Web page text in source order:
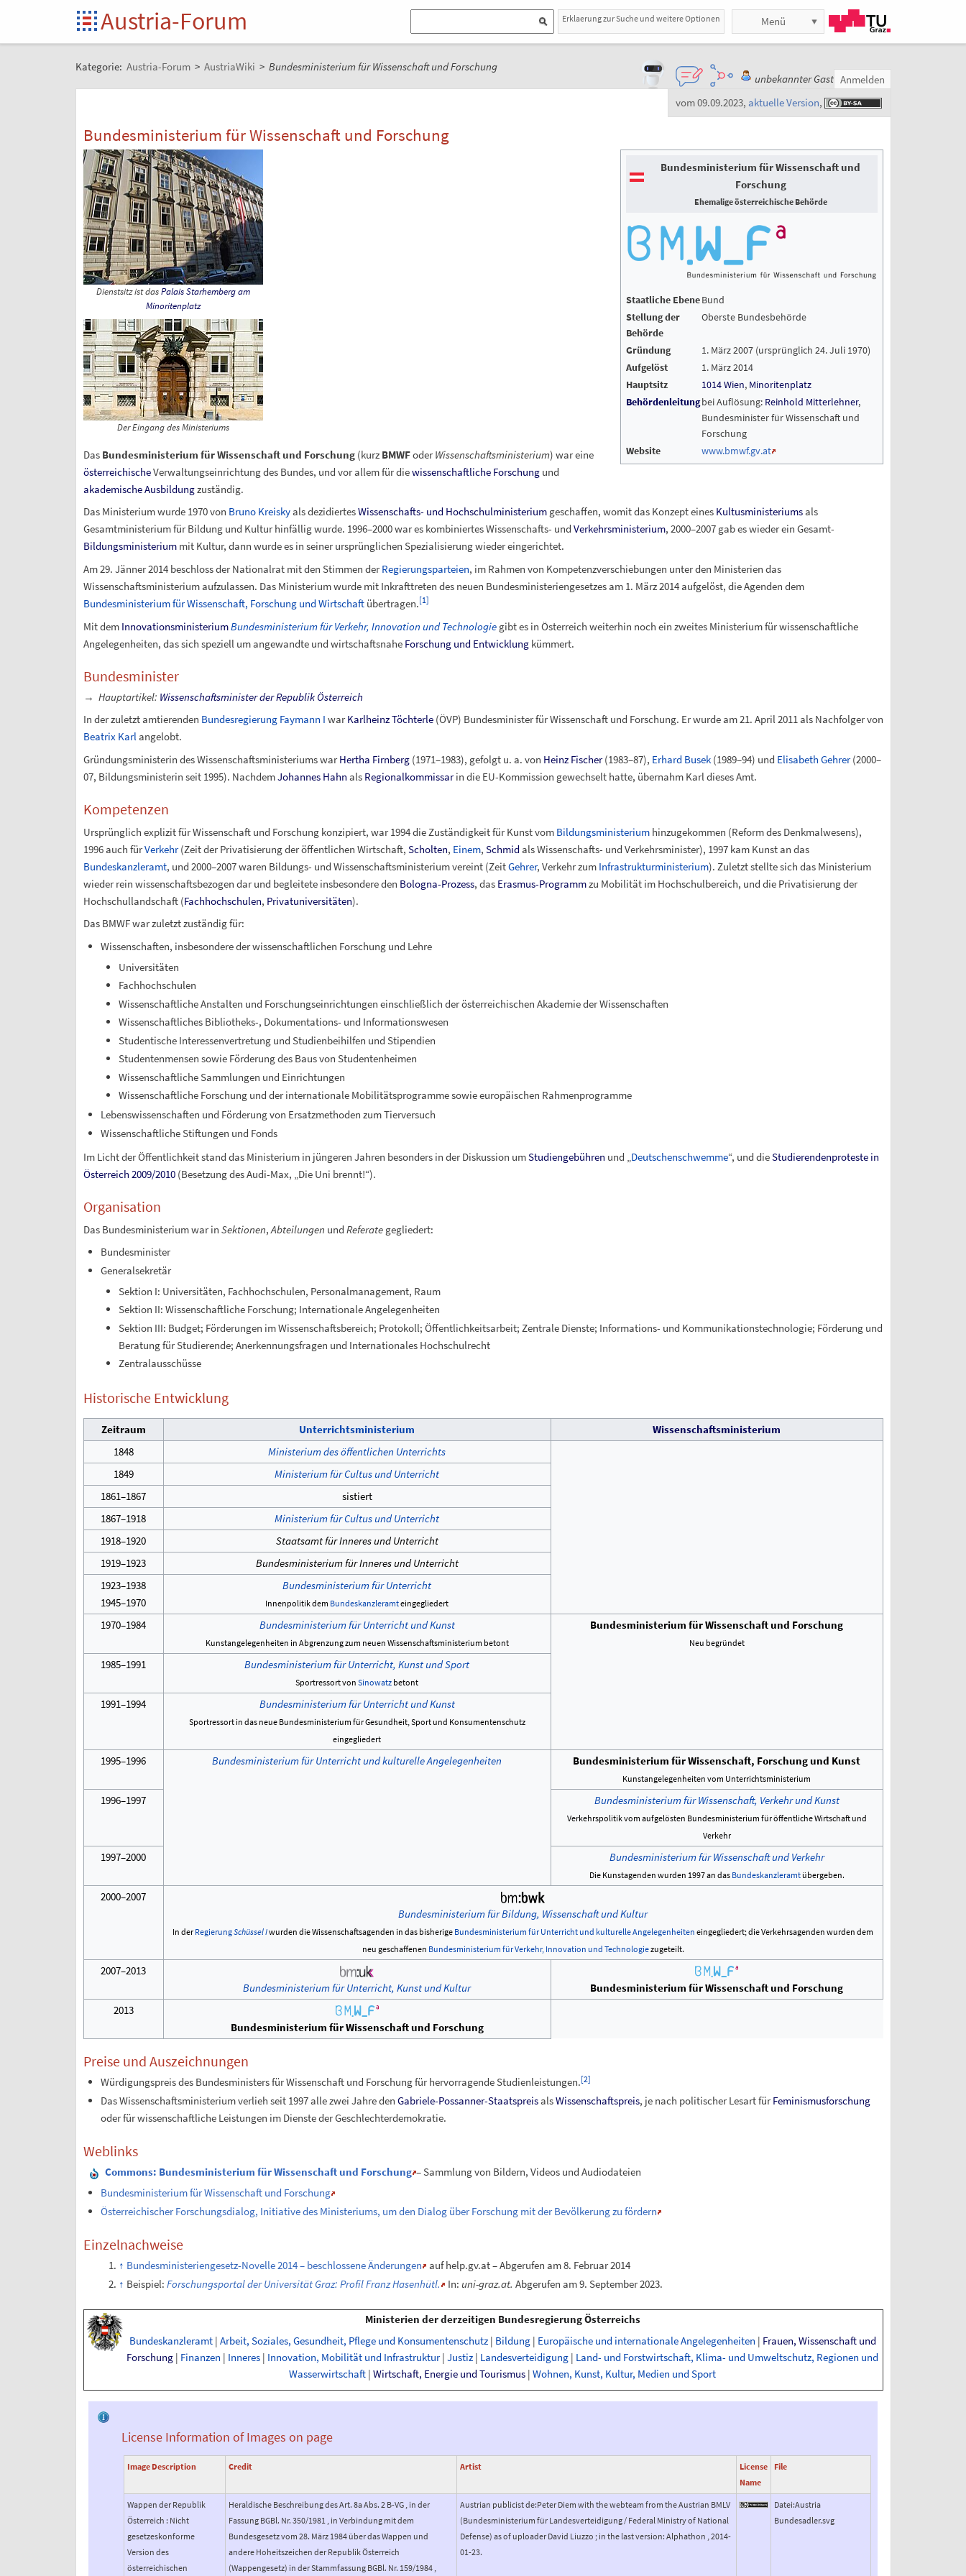
Austria-Forum Erklaerung zur Suche und weitere Optionen Menü
Kategorie: Austria-Forum > AustriaWiki > Bundesministerium für Wissenschaft und Forschung
unbekannter Gast Anmelden
vom 09.09.2023, aktuelle Version,
Bundesministerium für Wissenschaft und Forschung
Bundesministerium für Wissenschaft und
Forschung
Ehemalige österreichische Behörde
Staatliche EbeneBund
Stellung der
Behörde
Oberste Bundesbehörde
Gründung
1. März 2007 (ursprünglich 24. Juli 1970)
Aufgelöst
1. März 2014
Hauptsitz
1014 Wien, Minoritenplatz
Behördenleitungbei Auflösung: Reinhold Mitterlehner,
Bundesminister für Wissenschaft und
Forschung
Website
www.bmwf.gv.at
Dienstsitz ist dasPalais Starhemberg am
Minoritenplatz
Der Eingang des Ministeriums
Das Bundesministerium für Wissenschaft und Forschung(kurz BMWFoderWissenschaftsministerium) war eine
österreichischeVerwaltungseinrichtung des Bundes, und vor allem für diewissenschaftliche Forschungund
akademische Ausbildungzuständig.
Das Ministerium wurde 1970 von Bruno Kreiskyals dezidiertesWissenschafts- und Hochschulministeriumgeschaffen, womit das Konzept eines Kultusministeriumsals
Gesamtministerium für Bildung und Kultur hinfällig wurde. 1996–2000 war es kombiniertes Wissenschafts- und Verkehrsministerium, 2000–2007 gab es wieder ein Gesamt-
Bildungsministeriummit Kultur, dann wurde es in seiner ursprünglichen Spezialisierung wieder eingerichtet.
Am 29. Jänner 2014 beschloss der Nationalrat mit den Stimmen derRegierungsparteien, im Rahmen von Kompetenzverschiebungen unter den Ministerien das
Wissenschaftsministerium aufzulassen. Das Ministerium wurde mit Inkrafttreten des neuen Bundesministeriengesetzes am 1. März 2014 aufgelöst, die Agenden dem
Bundesministerium für Wissenschaft, Forschung und Wirtschaftübertragen.[1]
Mit dem InnovationsministeriumBundesministerium für Verkehr, Innovation und Technologiegibt es in Österreich weiterhin noch ein zweites Ministerium für wissenschaftliche
Angelegenheiten, das sich speziell um angewandte und wirtschaftsnahe Forschung und Entwicklungkümmert.
Bundesminister
→ Hauptartikel: Wissenschaftsminister der Republik Österreich
In der zuletzt amtierenden Bundesregierung Faymann I warKarlheinz Töchterle(ÖVP) Bundesminister für Wissenschaft und Forschung. Er wurde am 21. April 2011 als Nachfolger von
Beatrix Karlangelobt.
Gründungsministerin des Wissenschaftsministeriums warHertha Firnberg(1971–1983), gefolgt u. a. von Heinz Fischer(1983–87), Erhard Busek(1989–94) und Elisabeth Gehrer(2000–
07, Bildungsministerin seit 1995). NachdemJohannes Hahn als Regionalkommissarin die EU-Kommission gewechselt hatte, übernahm Karl dieses Amt.
Kompetenzen
Ursprünglich explizit für Wissenschaft und Forschung konzipiert, war 1994 die Zuständigkeit für Kunst vom Bildungsministeriumhinzugekommen (Reform des Denkmalwesens),
1996 auch fürVerkehr(Zeit der Privatisierung der öffentlichen Wirtschaft, Scholten, Einem, Schmidals Wissenschafts- und Verkehrsminister), 1997 kam Kunst an das
Bundeskanzleramt, und 2000–2007 waren Bildungs- und Wissenschaftsministerium vereint (ZeitGehrer, Verkehr zum Infrastrukturministerium). Zuletzt stellte sich das Ministerium
wieder rein wissenschaftsbezogen dar und begleitete insbesondere den Bologna-Prozess, das Erasmus-Programmzu Mobilität im Hochschulbereich, und die Privatisierung der
Hochschullandschaft (Fachhochschulen, Privatuniversitäten).
Das BMWF war zuletzt zuständig für:
Wissenschaften, insbesondere der wissenschaftlichen Forschung und Lehre
Universitäten
Fachhochschulen
Wissenschaftliche Anstalten und Forschungseinrichtungen einschließlich der österreichischen Akademie der Wissenschaften
Wissenschaftliches Bibliotheks-, Dokumentations- und Informationswesen
Studentische Interessenvertretung und Studienbeihilfen und Stipendien
Studentenmensen sowie Förderung des Baus von Studentenheimen
Wissenschaftliche Sammlungen und Einrichtungen
Wissenschaftliche Forschung und der internationale Mobilitätsprogramme sowie europäischen Rahmenprogramme
Lebenswissenschaften und Förderung von Ersatzmethoden zum Tierversuch
Wissenschaftliche Stiftungen und Fonds
Im Licht der Öffentlichkeit stand das Ministerium in jüngeren Jahren besonders in der Diskussion umStudiengebühren und „Deutschenschwemme“, und dieStudierendenproteste in
Österreich 2009/2010(Besetzung des Audi-Max, „Die Uni brennt!“).
Organisation
Das Bundesministerium war in Sektionen, Abteilungen und Referategegliedert:
Bundesminister
Generalsekretär
Sektion I: Universitäten, Fachhochschulen, Personalmanagement, Raum
Sektion II: Wissenschaftliche Forschung; Internationale Angelegenheiten
Sektion III: Budget; Förderungen im Wissenschaftsbereich; Protokoll; Öffentlichkeitsarbeit; Zentrale Dienste; Informations- und Kommunikationstechnologie; Förderung und
Beratung für Studierende; Anerkennungsfragen und Internationales Hochschulrecht
Zentralausschüsse
Historische Entwicklung
Zeitraum Unterrichtsministerium
Wissenschaftsministerium
1848
Ministerium des öffentlichen Unterrichts
1849
Ministerium für Cultus und Unterricht
1861–1867
sistiert
1867–1918
Ministerium für Cultus und Unterricht
1918–1920
Staatsamt für Inneres und Unterricht
1919–1923
Bundesministerium für Inneres und Unterricht
1923–1938
1945–1970
Bundesministerium für Unterricht
Innenpolitik dem Bundeskanzleramteingegliedert
1970–1984 Bundesministerium für Unterricht und Kunst
Kunstangelegenheiten in Abgrenzung zum neuen Wissenschaftsministerium betont
Bundesministerium für Wissenschaft und Forschung
Neu begründet
1985–1991 Bundesministerium für Unterricht, Kunst und Sport
Sportressort von Sinowatz betont
1991–1994 Bundesministerium für Unterricht und Kunst
Sportressort in das neue Bundesministerium für Gesundheit, Sport und Konsumentenschutz
eingegliedert
1995–1996 Bundesministerium für Unterricht und kulturelle Angelegenheiten Bundesministerium für Wissenschaft, Forschung und Kunst
Kunstangelegenheiten vom Unterrichtsministerium
1996–1997 Bundesministerium für Wissenschaft, Verkehr und Kunst
Verkehrspolitik vom aufgelösten Bundesministerium für öffentliche Wirtschaft und
Verkehr
1997–2000 Bundesministerium für Wissenschaft und Verkehr
Die Kunstagenden wurden 1997 an das Bundeskanzleramtübergeben.
2000–2007
Bundesministerium für Bildung, Wissenschaft und Kultur
In derRegierungSchüsselIwurden die Wissenschaftsagenden in das bisherige Bundesministerium für Unterricht und kulturelle Angelegenheiten eingegliedert; die Verkehrsagenden wurden dem
neu geschaffenen Bundesministerium für Verkehr, Innovation und Technologiezugeteilt.
2007–2013
Bundesministerium für Unterricht, Kunst und Kultur
Bundesministerium für Wissenschaft und Forschung
2013
Bundesministerium für Wissenschaft und Forschung
Preise und Auszeichnungen
Würdigungspreis des Bundesministers für Wissenschaft und Forschung für hervorragende Studienleistungen.[2]
Das Wissenschaftsministerium verlieh seit 1997 alle zwei Jahre denGabriele-Possanner-StaatspreisalsWissenschaftspreis, je nach politischer Lesart fürFeminismusforschung
oder für wissenschaftliche Leistungen im Dienste der Geschlechterdemokratie.
Weblinks
Commons: Bundesministerium für Wissenschaft und Forschung – Sammlung von Bildern, Videos und Audiodateien
Bundesministerium für Wissenschaft und Forschung
Österreichischer Forschungsdialog, Initiative des Ministeriums, um den Dialog über Forschung mit der Bevölkerung zu fördern
Einzelnachweise
Bundesministeriengesetz-Novelle 2014 – beschlossene Änderungen auf help.gv.at – Abgerufen am 8. Februar 2014
Beispiel: Forschungsportal der Universität Graz: Profil Franz Hasenhütl. In: uni-graz.at. Abgerufen am 9. September 2023.
Ministerien der derzeitigen Bundesregierung Österreichs
Bundeskanzleramt | Arbeit, Soziales, Gesundheit, Pflege und Konsumentenschutz | Bildung | Europäische und internationale Angelegenheiten | Frauen, Wissenschaft und
Forschung | Finanzen | Inneres | Innovation, Mobilität und Infrastruktur | Justiz | Landesverteidigung | Land- und Forstwirtschaft, Klima- und Umweltschutz, Regionen und
Wasserwirtschaft | Wirtschaft, Energie und Tourismus | Wohnen, Kunst, Kultur, Medien und Sport
License Information of Images on page
Image Description Credit Artist
License
Name
File
Wappen der Republik
Österreich : Nicht
gesetzeskonforme
Version des
österreichischen
Heraldische Beschreibung des Art. 8a Abs. 2 B-VG , in der
Fassung BGBl. Nr. 350/1981 , in Verbindung mit dem
Bundesgesetz vom 28. März 1984 über das Wappen und
andere Hoheitszeichen der Republik Österreich
(Wappengesetz) in der Stammfassung BGBl. Nr. 159/1984 ,
Austrian publicist de:Peter Diem with the webteam from the Austrian BMLV
(Bundesministerium für Landesverteidigung / Federal Ministry of National
Defense) as of uploader David Liuzzo ; in the last version: Alphathon , 2014-
01-23.
Datei:Austria
Bundesadler.svg